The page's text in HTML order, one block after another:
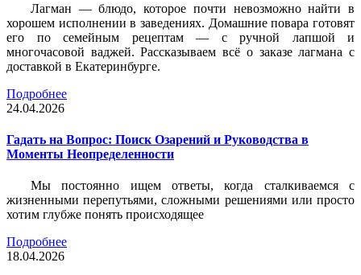
Лагман — блюдо, которое почти невозможно найти в
хорошем исполнении в заведениях. Домашние повара готовят
его по семейным рецептам — с ручной лапшой и
многочасовой ваджей. Рассказываем всё о заказе лагмана с
доставкой в Екатеринбурге.
Подробнее
24.04.2026
Гадать на Вопрос: Поиск Озарений и Руководства в
Моменты Неопределенности
Мы постоянно ищем ответы, когда сталкиваемся с
жизненными перепутьями, сложными решениями или просто
хотим глубже понять происходящее
Подробнее
18.04.2026